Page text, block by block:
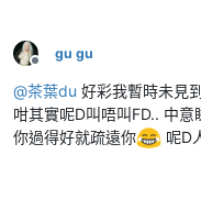
離線
gu gu
@茶葉du 好彩我暫時未見
咁其實呢D叫唔叫FD.. 中
你過得好就疏遠你
呢D